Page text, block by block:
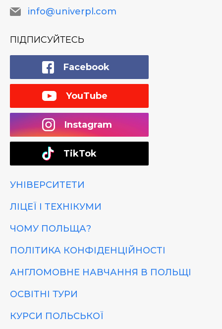
info@univerpl.com
ПІДПИСУЙТЕСЬ
Facebook
YouTube
Instagram
TikTok
УНІВЕРСИТЕТИ
ЛІЦЕЇ І ТЕХНІКУМИ
ЧОМУ ПОЛЬЩА?
ПОЛІТИКА КОНФІДЕНЦІЙНОСТІ
АНГЛОМОВНЕ НАВЧАННЯ В ПОЛЬЩІ
ОСВІТНІ ТУРИ
КУРСИ ПОЛЬСЬКОЇ